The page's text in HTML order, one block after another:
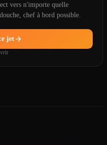
vers n'importe quelle
chef à bord possible.
jet